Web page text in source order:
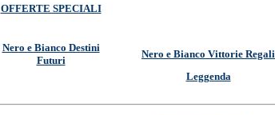
OFFERTE SPECIALI
Nero e Bianco Destini
Futuri
Nero e Bianco Vittorie Regali
Leggenda